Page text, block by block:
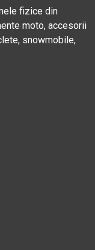
fizice din
moto, accesorii
snowmobile,